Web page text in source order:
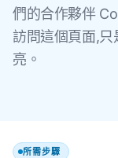
們的合作夥伴
訪問這個頁面,
亮。
所需步驟